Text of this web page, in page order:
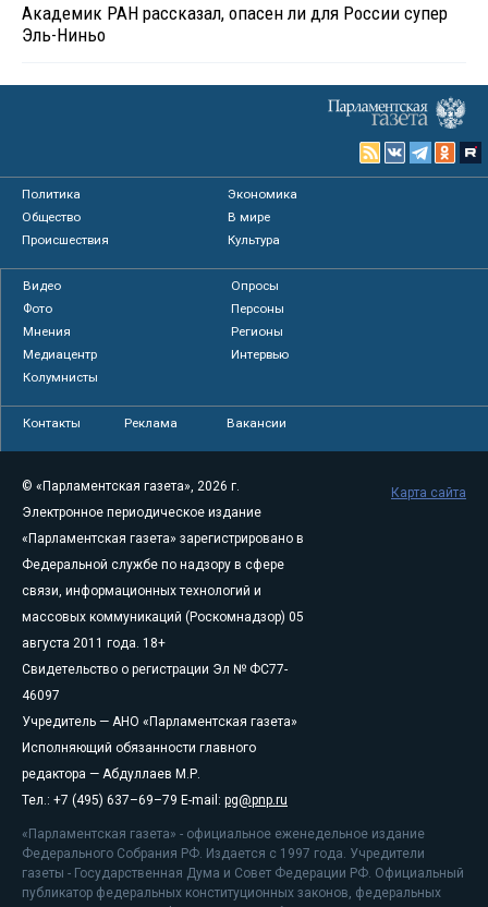
Академик РАН рассказал, опасен ли для России супер
Эль-Ниньо
Политика
Экономика
Общество
В мире
Происшествия
Культура
Видео
Опросы
Фото
Персоны
Мнения
Регионы
Медиацентр
Интервью
Колумнисты
Контакты Реклама Вакансии
© «Парламентская газета», 2026 г.
Электронное периодическое издание
«Парламентская газета» зарегистрировано в
Федеральной службе по надзору в сфере
связи, информационных технологий и
массовых коммуникаций (Роскомнадзор) 05
августа 2011 года. 18+
Свидетельство о регистрации Эл № ФС77-
46097
Учредитель — АНО «Парламентская газета»
Исполняющий обязанности главного
редактора — Абдуллаев М.Р.
Тел.: +7 (495) 637–69–79 E-mail: pg@pnp.ru
«Парламентская газета» - официальное еженедельное издание
Федерального Собрания РФ. Издается с 1997 года. Учредители
газеты - Государственная Дума и Совет Федерации РФ. Официальный
публикатор федеральных конституционных законов, федеральных
Карта сайта